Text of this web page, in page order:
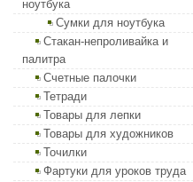
ноутбука
Сумки для ноутбука
Стакан-непроливайка и
палитра
Счетные палочки
Тетради
Товары для лепки
Товары для художников
Точилки
Фартуки для уроков труда